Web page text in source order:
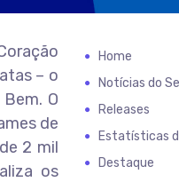
– o
O
de
2 mil
os
Home
Notícias do
Releases
Estatísticas
Destaque